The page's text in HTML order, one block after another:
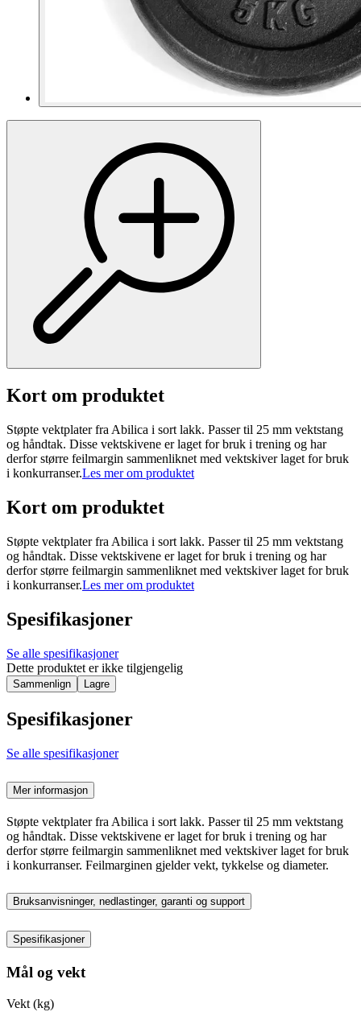
Kort om produktet
Støpte vektplater fra Abilica i sort lakk. Passer til 25 mm vektstang
og håndtak. Disse vektskivene er laget for bruk i trening og har
derfor større feilmargin sammenliknet med vektskiver laget for bruk
i konkurranser.Les mer om produktet
Kort om produktet
Støpte vektplater fra Abilica i sort lakk. Passer til 25 mm vektstang
og håndtak. Disse vektskivene er laget for bruk i trening og har
derfor større feilmargin sammenliknet med vektskiver laget for bruk
i konkurranser.Les mer om produktet
Spesifikasjoner
Se alle spesifikasjoner
Dette produktet er ikke tilgjengelig
Sammenlign Lagre
Spesifikasjoner
Se alle spesifikasjoner
Mer informasjon
Støpte vektplater fra Abilica i sort lakk. Passer til 25 mm vektstang
og håndtak. Disse vektskivene er laget for bruk i trening og har
derfor større feilmargin sammenliknet med vektskiver laget for bruk
i konkurranser. Feilmarginen gjelder vekt, tykkelse og diameter.
Bruksanvisninger, nedlastinger, garanti og support
Spesifikasjoner
Mål og vekt
Vekt (kg)